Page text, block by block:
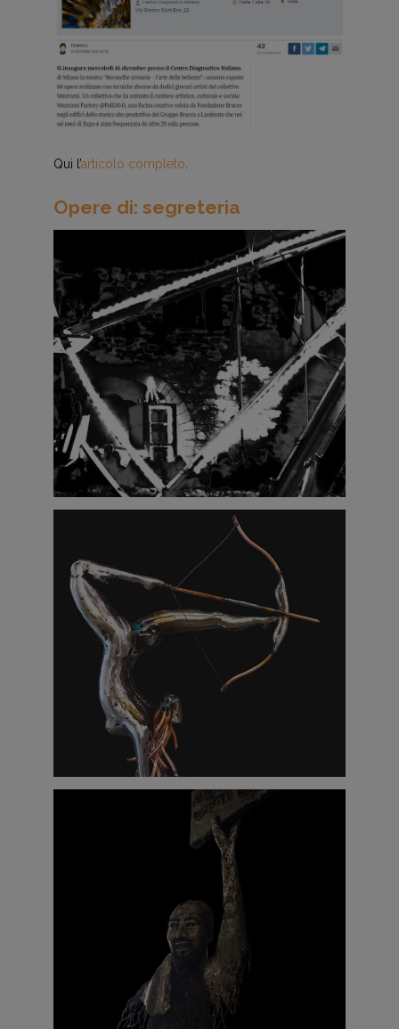
Qui l’articolo completo
Opere di: segreteria